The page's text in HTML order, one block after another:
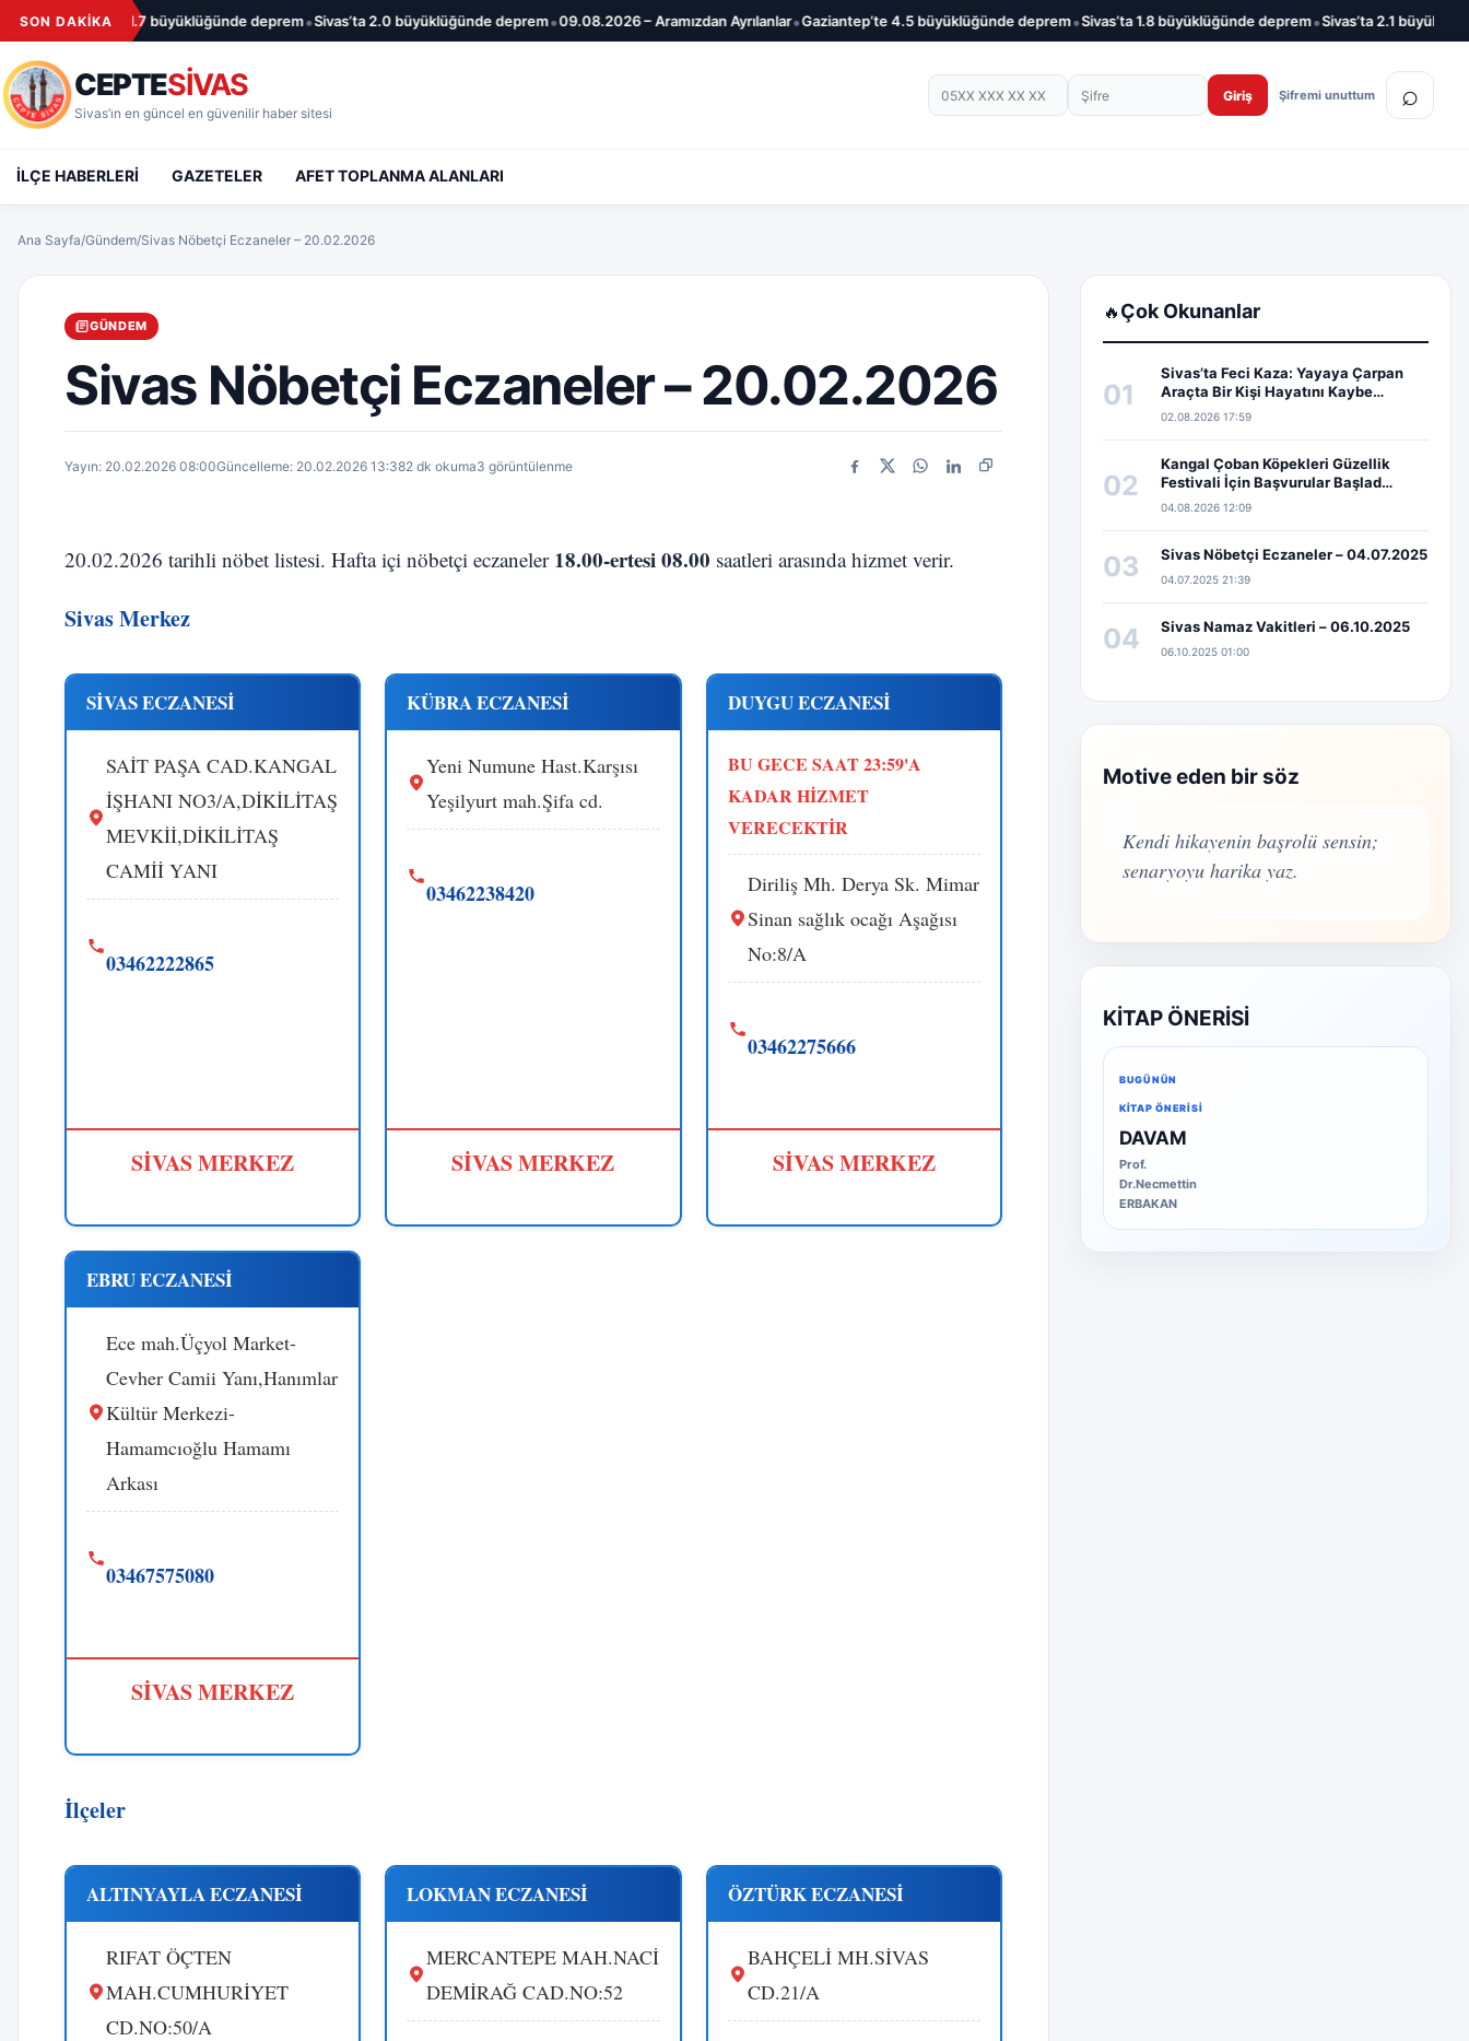
İçeriğe geç
SON DAKİKA
Sivas’ta 1.7 büyüklüğünde deprem•Sivas’ta 2.0 büyüklüğünde deprem•09.08.2026 – Aramızdan Ayrılanlar•Gaziantep’te 4.5 büyüklüğünde deprem•Sivas’ta 1.8 büyüklüğünde deprem•Sivas’ta 2.1 büyüklüğünde
CEPTESİVAS
Sivas’ın en güncel en güvenilir haber sitesi
Telefon numarası Şifre Giriş Şifremi unuttum ⌕
İLÇE HABERLERİ GAZETELER AFET TOPLANMA ALANLARI
Ana Sayfa/Gündem/Sivas Nöbetçi Eczaneler – 20.02.2026
GÜNDEM
Sivas Nöbetçi Eczaneler – 20.02.2026
Yayın: 20.02.2026 08:00Güncelleme: 20.02.2026 13:382 dk okuma3 görüntülenme
Facebook
X WhatsApp
LinkedInBağlantıyı kopyala
20.02.2026 tarihli nöbet listesi. Hafta içi nöbetçi eczaneler 18.00-ertesi 08.00 saatleri arasında hizmet verir.
Sivas Merkez
SİVAS ECZANESİ
SAİT PAŞA CAD.KANGAL
İŞHANI NO3/A,DİKİLİTAŞ
MEVKİİ,DİKİLİTAŞ
CAMİİ YANI
03462222865
SİVAS MERKEZ
KÜBRA ECZANESİ
Yeni Numune Hast.Karşısı
Yeşilyurt mah.Şifa cd.
03462238420
SİVAS MERKEZ
DUYGU ECZANESİ
BU GECE SAAT 23:59'A
KADAR HİZMET
VERECEKTİR
Diriliş Mh. Derya Sk. Mimar
Sinan sağlık ocağı Aşağısı
No:8/A
03462275666
SİVAS MERKEZ
EBRU ECZANESİ
Ece mah.Üçyol Market-
Cevher Camii Yanı,Hanımlar
Kültür Merkezi-
Hamamcıoğlu Hamamı
Arkası
03467575080
SİVAS MERKEZ
İlçeler
ALTINYAYLA ECZANESİ
RIFAT ÖÇTEN
MAH.CUMHURİYET
CD.NO:50/A
LOKMAN ECZANESİ
MERCANTEPE MAH.NACİ
DEMİRAĞ CAD.NO:52
ÖZTÜRK ECZANESİ
BAHÇELİ MH.SİVAS
CD.21/A
🔥 Çok Okunanlar
01
Sivas’ta Feci Kaza: Yayaya Çarpan
Araçta Bir Kişi Hayatını Kaybe…
02.08.2026 17:59
02
Kangal Çoban Köpekleri Güzellik
Festivali İçin Başvurular Başlad…
04.08.2026 12:09
03 Sivas Nöbetçi Eczaneler – 04.07.2025
04.07.2025 21:39
04 Sivas Namaz Vakitleri – 06.10.2025
06.10.2025 01:00
Motive eden bir söz
Kendi hikayenin başrolü sensin;
senaryoyu harika yaz.
KİTAP ÖNERİSİ
BUGÜNÜN
KITAP ÖNERISI
DAVAM
Prof.
Dr.Necmettin
ERBAKAN